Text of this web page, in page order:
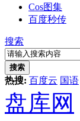
Cos图集
百度秒传
搜索
搜索
热搜: 百度云 国语
盘库网